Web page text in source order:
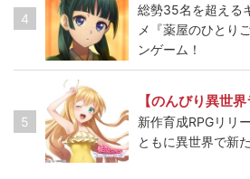
4
総勢35名を超える
メ『薬屋のひとり
ンゲーム！
5
【のんびり異世界
新作育成RPGリリ
ともに異世界で新